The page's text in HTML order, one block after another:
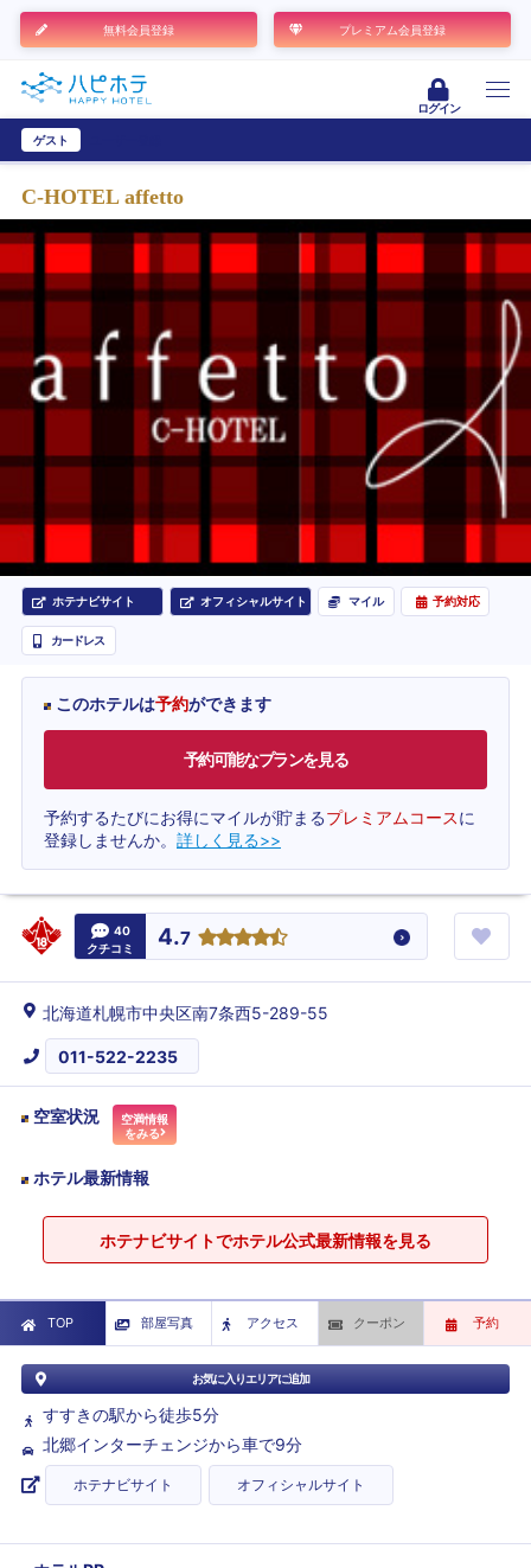
無料会員登録 プレミアム会員登録
ログイン
ゲスト
C-HOTEL affetto
ホテナビサイト オフィシャルサイト マイル 予約対応
カードレス
このホテルは予約ができます
予約可能なプランを見る
予約するたびにお得にマイルが貯まるプレミアムコースに
登録しませんか。 詳しく見る>>
40
クチコミ
4.7
北海道札幌市中央区南7条西5-289-55
011-522-2235
空室状況
空満情報
をみる
ホテル最新情報
ホテナビサイトでホテル公式最新情報を見る
TOP 部屋写真 アクセス クーポン 予約
お気に入りエリアに追加
すすきの駅から徒歩5分
北郷インターチェンジから車で9分
ホテナビサイト オフィシャルサイト